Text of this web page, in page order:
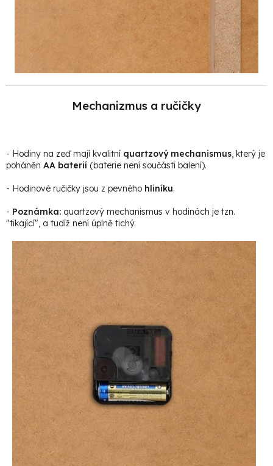
Mechanizmus a ručičky
- Hodiny na zeď mají kvalitní quartzový mechanismus, který je
poháněn AA baterií (baterie není součástí balení).
- Hodinové ručičky jsou z pevného hliníku.
- Poznámka: quartzový mechanismus v hodinách je tzn.
"tikající", a tudíž není úplně tichý.